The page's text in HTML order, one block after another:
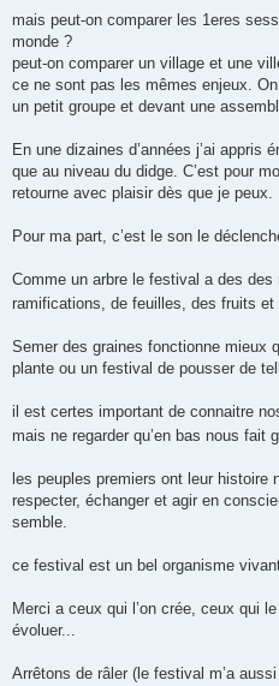
mais peut-on comparer les 1eres
monde ?
peut-on comparer un village et une
ce ne sont pas les mêmes enjeux.
un petit groupe et devant une
En une dizaines d’années j’ai appris
que au niveau du didge. C’est pour
retourne avec plaisir dès que je peux.
Pour ma part, c’est le son le
Comme un arbre le festival a des
ramifications, de feuilles, des fruits et
Semer des graines fonctionne mieux
plante ou un festival de pousser de
il est certes important de connaitre
mais ne regarder qu’en bas nous fait
les peuples premiers ont leur histoire
respecter, échanger et agir en
semble.
ce festival est un bel organisme
Merci a ceux qui l’on crée, ceux qui
évoluer...
Arrêtons de râler (le festival m’a